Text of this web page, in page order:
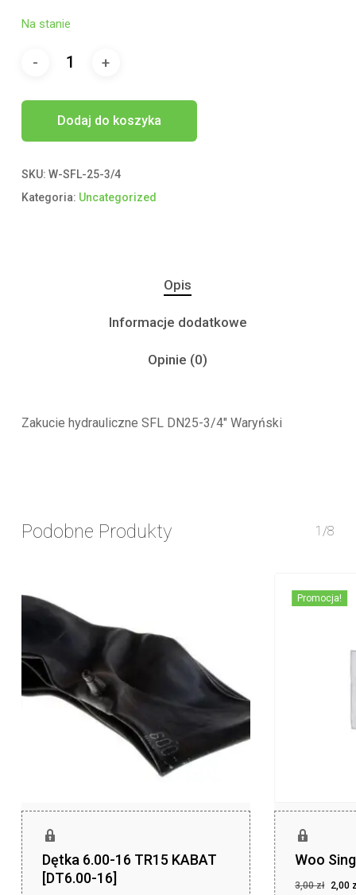
Na stanie
Dodaj do koszyka
SKU: W-SFL-25-3/4
Kategoria: Uncategorized
Opis
Informacje dodatkowe
Opinie (0)
Zakucie hydrauliczne SFL DN25-3/4″ Waryński
Podobne Produkty 1/8
Dętka 6.00-16 TR15 KABAT
[DT6.00-16]
Promocja!
Woo
3,00zł 2,00